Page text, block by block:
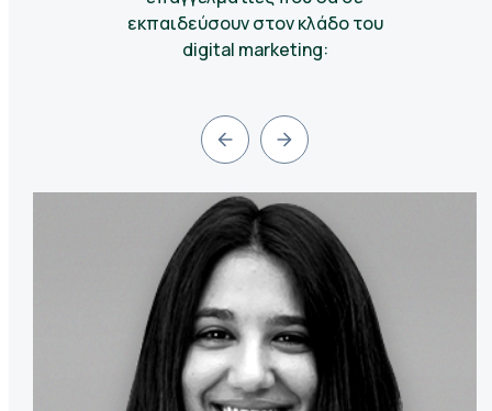
εκπαιδεύσουν στον κλάδο του
digital marketing: